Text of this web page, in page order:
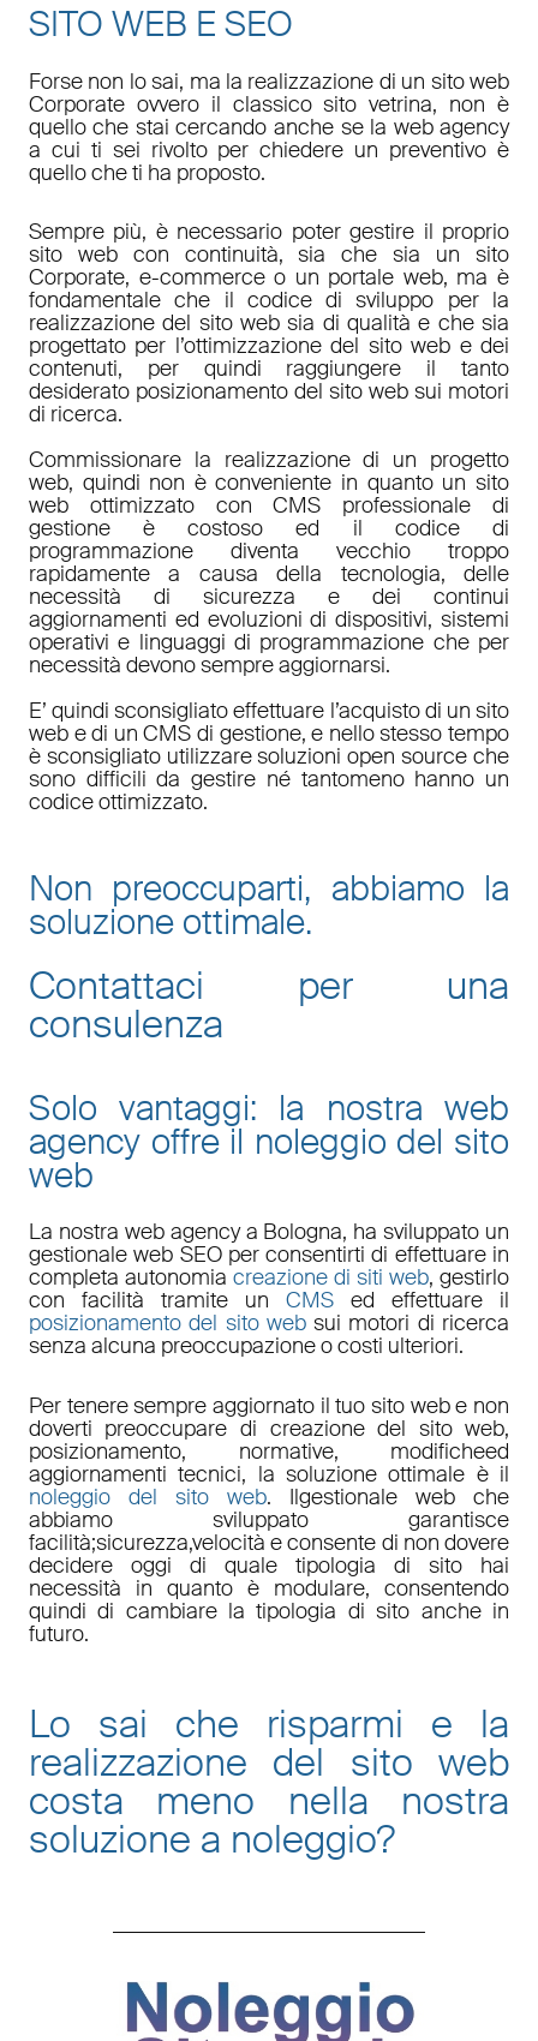
SITO WEB E SEO
Forse non lo sai, ma la realizzazione di un sito web
Corporate ovvero il classico sito vetrina, non è
quello che stai cercando anche se la web agency
a cui ti sei rivolto per chiedere un preventivo è
quello che ti ha proposto.
Sempre più, è necessario poter gestire il proprio
sito web con continuità, sia che sia un sito
Corporate, e-commerce o un portale web, ma è
fondamentale che il codice di sviluppo per la
realizzazione del sito web sia di qualità e che sia
progettato per l’ottimizzazione del sito web e dei
contenuti, per quindi raggiungere il tanto
desiderato posizionamento del sito web sui motori
di ricerca.
Commissionare la realizzazione di un progetto
web, quindi non è conveniente in quanto un sito
web ottimizzato con CMS professionale di
gestione è costoso ed il codice di
programmazione diventa vecchio troppo
rapidamente a causa della tecnologia, delle
necessità di sicurezza e dei continui
aggiornamenti ed evoluzioni di dispositivi, sistemi
operativi e linguaggi di programmazione che per
necessità devono sempre aggiornarsi.
E’ quindi sconsigliato effettuare l’acquisto di un sito
web e di un CMS di gestione, e nello stesso tempo
è sconsigliato utilizzare soluzioni open source che
sono difficili da gestire né tantomeno hanno un
codice ottimizzato.
Non preoccuparti, abbiamo la
soluzione ottimale.
Contattaci per una
consulenza
Solo vantaggi: la nostra web
agency offre il noleggio del sito
web
La nostra web agency a Bologna, ha sviluppato un
gestionale web SEOper consentirti di effettuare in
completa autonomia creazione di siti web, gestirlo
con facilità tramite un CMS ed effettuare il
posizionamento del sito websui motori di ricerca
senza alcuna preoccupazione o costi ulteriori.
Per tenere sempre aggiornato il tuo sito web e non
doverti preoccupare di creazione del sito web,
posizionamento, normative, modificheed
aggiornamenti tecnici, la soluzione ottimale è il
noleggio del sito web. Ilgestionale webche
abbiamo sviluppato garantisce
facilità;sicurezza,velocità e consente di non dovere
decidere oggi di quale tipologia di sito hai
necessità in quanto è modulare, consentendo
quindi di cambiare la tipologia di sito anche in
futuro.
Lo sai che risparmi e la
realizzazione del sito web
costa meno nella nostra
soluzione a noleggio?